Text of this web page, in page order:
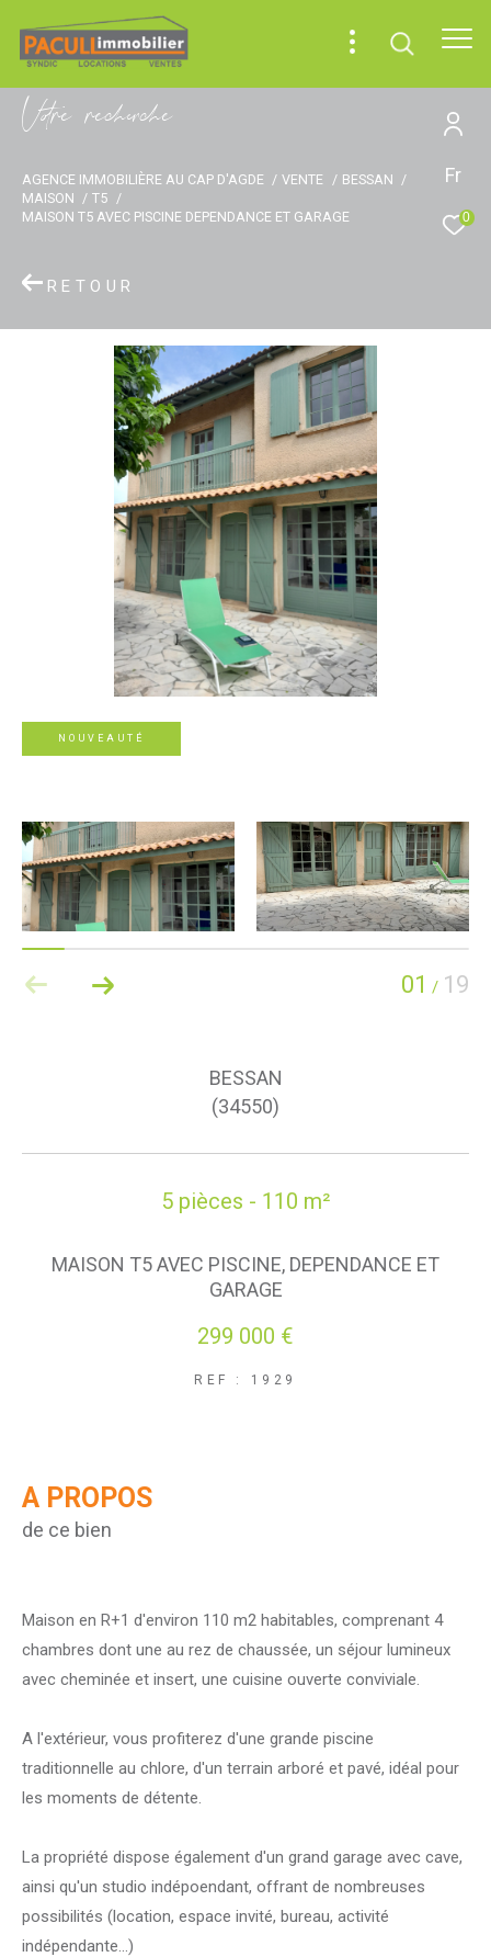
Fr
0
Vore recece
AGENCE IMMOBILIÈRE AU CAP D'AGDE VENTE
BESSAN
MAISON
T5
MAISON T5 AVEC PISCINE DEPENDANCE ET GARAGE
RETOUR
NOUVEAUTÉ
01 / 19
BESSAN
(34550)
5 pièces - 110 m²
MAISON T5 AVEC PISCINE, DEPENDANCE ET
GARAGE
299 000 €
REF : 1929
A PROPOS
de ce bien
Maison en R+1 d'environ 110 m2 habitables, comprenant 4
chambres dont une au rez de chaussée, un séjour lumineux
avec cheminée et insert, une cuisine ouverte conviviale.
A l'extérieur, vous profiterez d'une grande piscine
traditionnelle au chlore, d'un terrain arboré et pavé, idéal pour
les moments de détente.
La propriété dispose également d'un grand garage avec cave,
ainsi qu'un studio indépoendant, offrant de nombreuses
possibilités (location, espace invité, bureau, activité
indépendante...)